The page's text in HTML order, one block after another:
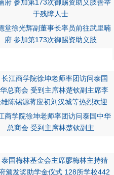
堂徐光辉副董事长率员前往武里喃
府 参加第173次御赐资助义肢
商学院徐坤老师率团访问泰国中华
总商会 受到主席林楚钦副主